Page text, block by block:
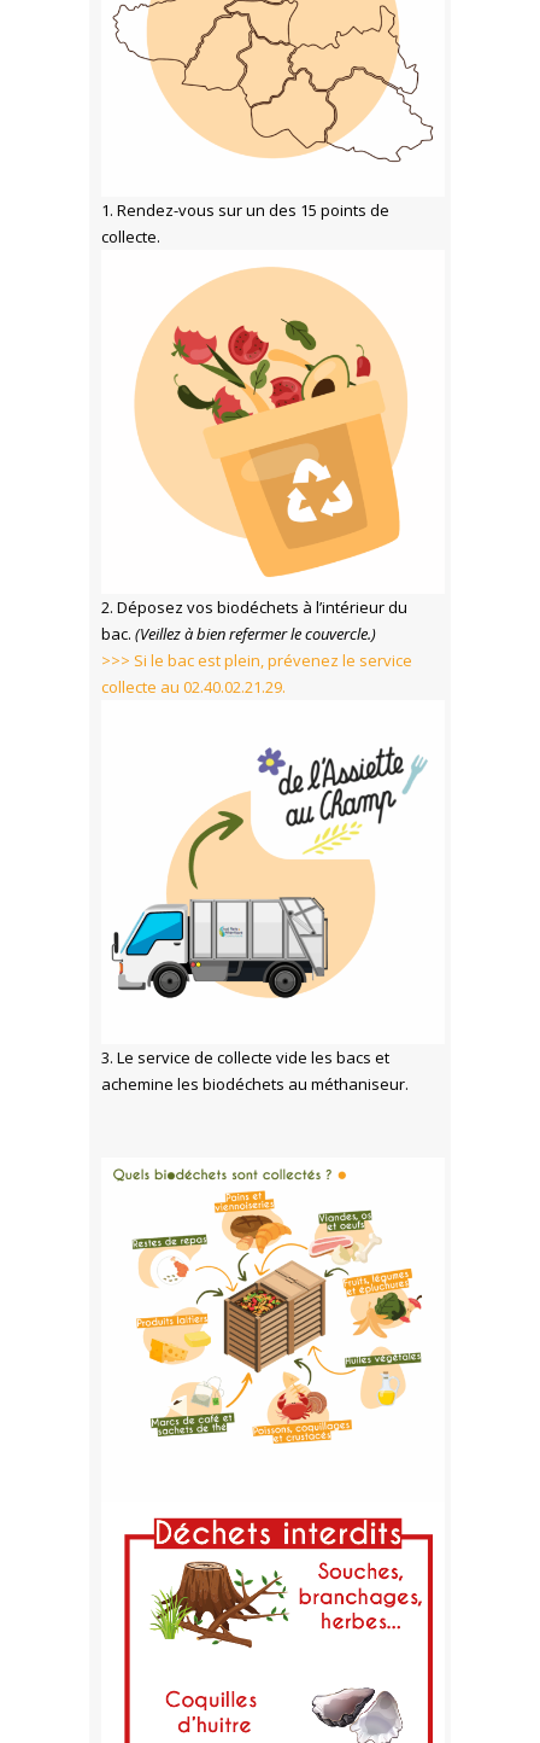
1. Rendez-vous sur un des 15 points de
collecte.
2. Déposez vos biodéchets à l’intérieur du
bac. (Veillez à bien refermer le couvercle.)
>>> Si le bac est plein, prévenez le service
collecte au 02.40.02.21.29.
3. Le service de collecte vide les bacs et
achemine les biodéchets au méthaniseur.